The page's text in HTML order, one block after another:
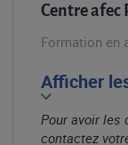
Centre afec
Formation en
Afficher
Pour avoir les
contactez